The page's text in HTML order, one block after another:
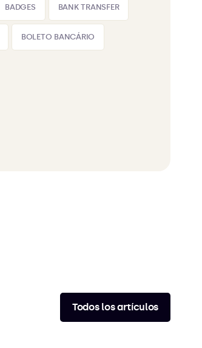
BADGES BANK TRANSFER
BOLETO BANCÁRIO
Todos los artículos